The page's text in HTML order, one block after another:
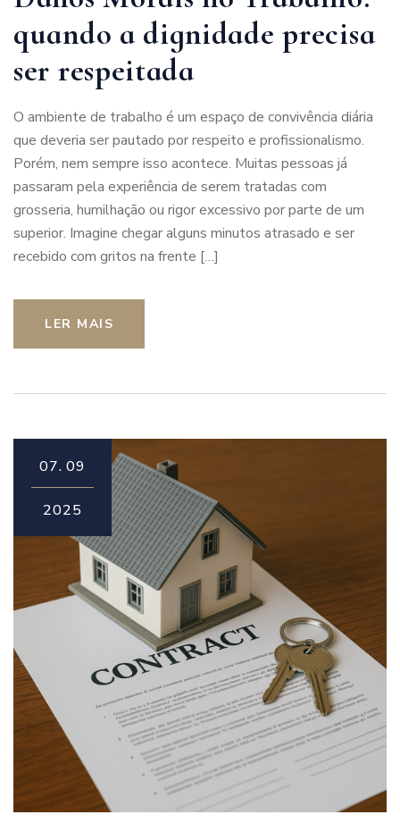
quando a dignidade precisa
ser respeitada
O ambiente de trabalho é um espaço de convivência diária
que deveria ser pautado por respeito e profissionalismo.
Porém, nem sempre isso acontece. Muitas pessoas já
passaram pela experiência de serem tratadas com
grosseria, humilhação ou rigor excessivo por parte de um
superior. Imagine chegar alguns minutos atrasado e ser
recebido com gritos na frente […]
LER MAIS
07. 09
2025